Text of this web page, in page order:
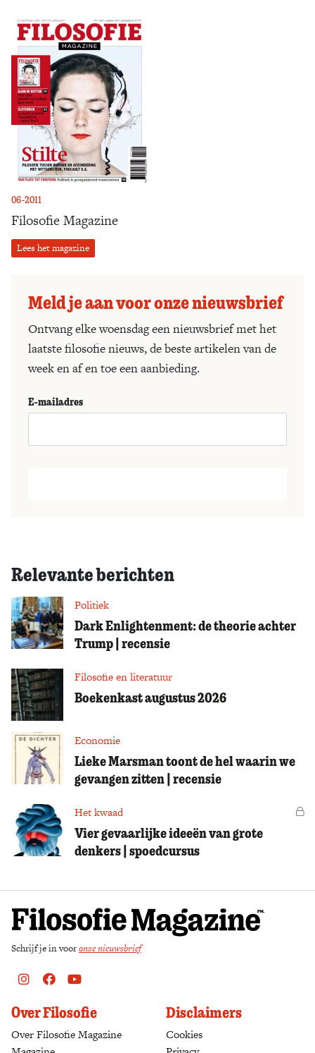
06-2011
Filosofie Magazine
Lees het magazine
Meld je aan voor onze nieuwsbrief
Ontvang elke woensdag een nieuwsbrief met het
laatste filosofie nieuws, de beste artikelen van de
week en af en toe een aanbieding.
E-mailadres
Relevante berichten
Politiek
Dark Enlightenment: de theorie achter
Trump | recensie
Filosofie en literatuur
Boekenkast augustus 2026
Economie
Lieke Marsman toont de hel waarin we
gevangen zitten | recensie
Het kwaad
Vier gevaarlijke ideeën van grote
denkers | spoedcursus
Schrijf je in vooronze nieuwsbrief
Instagram
FacebookYoutube
Over Filosofie
Over Filosofie Magazine
Disclaimers
Cookies